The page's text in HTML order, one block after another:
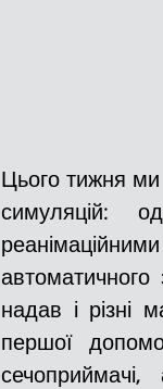
Цього тижня ми
симуляцій:
надав і різні
першої